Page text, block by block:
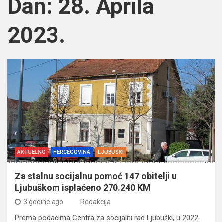
Dan: 28. Aprila
2023.
AKTUELNO HERCEGOVINA LJUBUŠKI
Za stalnu socijalnu pomoć 147 obitelji u
Ljubuškom isplaćeno 270.240 KM
3 godine ago Redakcija
Prema podacima Centra za socijalni rad Ljubuški, u 2022.